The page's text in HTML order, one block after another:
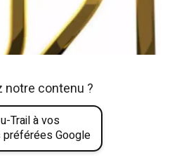
notre contenu ?
Trail à vos
préférées Google